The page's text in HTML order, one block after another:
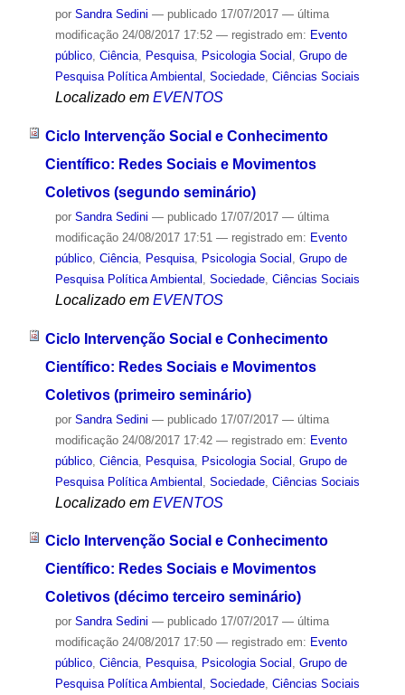
por Sandra Sedini — publicado17/07/2017 — última
modificação24/08/2017 17:52 — registrado em: Evento
público, Ciência, Pesquisa, Psicologia Social , Grupo de
Pesquisa Política Ambiental , Sociedade, Ciências Sociais
Localizado em EVENTOS
Ciclo Intervenção Social e Conhecimento
Científico: Redes Sociais e Movimentos
Coletivos (segundo seminário)
por Sandra Sedini — publicado17/07/2017 — última
modificação24/08/2017 17:51 — registrado em: Evento
público, Ciência, Pesquisa, Psicologia Social , Grupo de
Pesquisa Política Ambiental , Sociedade, Ciências Sociais
Localizado em EVENTOS
Ciclo Intervenção Social e Conhecimento
Científico: Redes Sociais e Movimentos
Coletivos (primeiro seminário)
por Sandra Sedini — publicado17/07/2017 — última
modificação24/08/2017 17:42 — registrado em: Evento
público, Ciência, Pesquisa, Psicologia Social Grupo de
Pesquisa Política Ambiental Sociedade, Ciências Sociais
Localizado em EVENTOS
Ciclo Intervenção Social e Conhecimento
Científico: Redes Sociais e Movimentos
Coletivos (décimo terceiro seminário)
por Sandra Sedini — publicado17/07/2017 — última
modificação24/08/2017 17:50 — registrado em: Evento
público, Ciência, Pesquisa, Psicologia Social , Grupo de
Pesquisa Política Ambiental , Sociedade, Ciências Sociais